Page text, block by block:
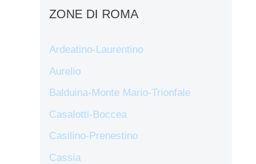
ZONE DI ROMA
Ardeatino-Laurentino
Aurelio
Balduina-Monte Mario-Trionfale
Casalotti-Boccea
Casilino-Prenestino
Cassia